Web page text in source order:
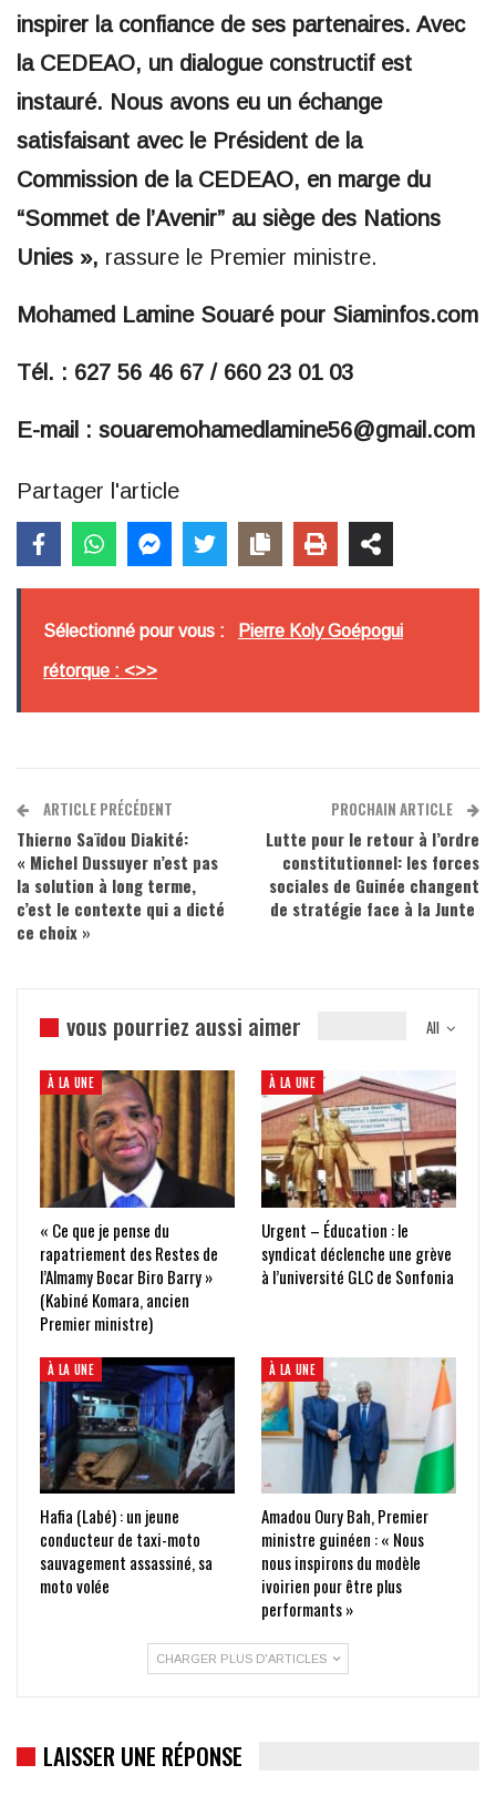
inspirer la confiance de ses partenaires. Avec
la CEDEAO, un dialogue constructif est
instauré. Nous avons eu un échange
satisfaisant avec le Président de la
Commission de la CEDEAO, en marge du
“Sommet de l’Avenir” au siège des Nations
Unies », rassure le Premier ministre.
Mohamed Lamine Souaré pour Siaminfos.com
Tél. : 627 56 46 67 / 660 23 01 03
E-mail : souaremohamedlamine56@gmail.com
Partager l'article
Sélectionné pour vous : Pierre Koly Goépogui
rétorque : <>>
ARTICLE PRÉCÉDENT
Thierno Saïdou Diakité:
« Michel Dussuyer n’est pas
la solution à long terme,
c’est le contexte qui a dicté
ce choix »
PROCHAIN ARTICLE
Lutte pour le retour à l’ordre
constitutionnel: les forces
sociales de Guinée changent
de stratégie face à la Junte
All
vous pourriez aussi aimer
À LA UNE
« Ce que je pense du
rapatriement des Restes de
l’Almamy Bocar Biro Barry »
(Kabiné Komara, ancien
Premier ministre)
À LA UNE
Urgent – Éducation : le
syndicat déclenche une grève
à l’université GLC de Sonfonia
À LA UNE
Hafia (Labé) : un jeune
conducteur de taxi-moto
sauvagement assassiné, sa
moto volée
À LA UNE
Amadou Oury Bah, Premier
ministre guinéen : « Nous
nous inspirons du modèle
ivoirien pour être plus
performants »
CHARGER PLUS D'ARTICLES
LAISSER UNE RÉPONSE